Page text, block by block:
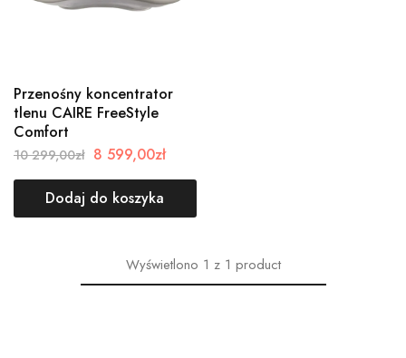
Przenośny koncentrator
tlenu CAIRE FreeStyle
Comfort
10 299,00zł 8 599,00zł
Dodaj do koszyka
Wyświetlono 1 z 1 product